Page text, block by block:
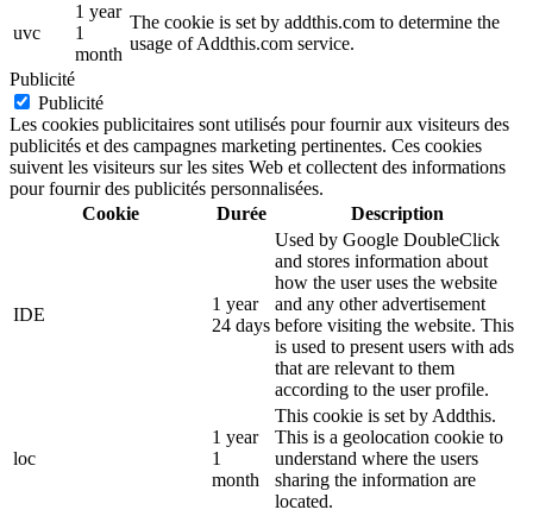
uvc
1 year
1
month
The cookie is set by addthis.com to determine the
usage of Addthis.com service.
Publicité
Publicité
Les cookies publicitaires sont utilisés pour fournir aux visiteurs des
publicités et des campagnes marketing pertinentes. Ces cookies
suivent les visiteurs sur les sites Web et collectent des informations
pour fournir des publicités personnalisées.
Cookie
Durée Description
IDE
1 year
24 days
Used by Google DoubleClick
and stores information about
how the user uses the website
and any other advertisement
before visiting the website. This
is used to present users with ads
that are relevant to them
according to the user profile.
loc
1 year
1
month
This cookie is set by Addthis.
This is a geolocation cookie to
understand where the users
sharing the information are
located.